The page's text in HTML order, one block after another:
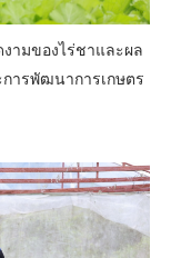
ามของไร่ชาและผล
ารพัฒนาการเกษตร